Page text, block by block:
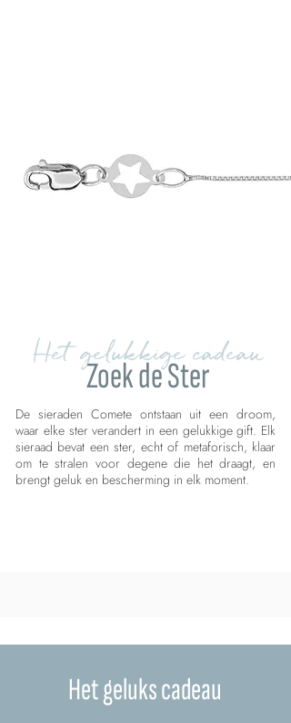
Het gelukkige cadeau
Zoek de Ster
De sieraden Comete ontstaan uit een droom,
waar elke ster verandert in een gelukkige gift. Elk
sieraad bevat een ster, echt of metaforisch, klaar
om te stralen voor degene die het draagt, en
brengt geluk en bescherming in elk moment.
Het geluks cadeau